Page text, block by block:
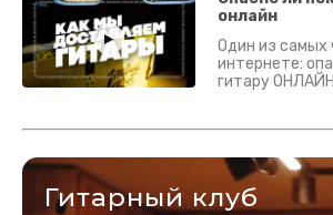
Подробно - в
онлайн
Один из самых
интернете:
гитару ОНЛАЙН? Хм,
застрахован.
Гитарный клуб